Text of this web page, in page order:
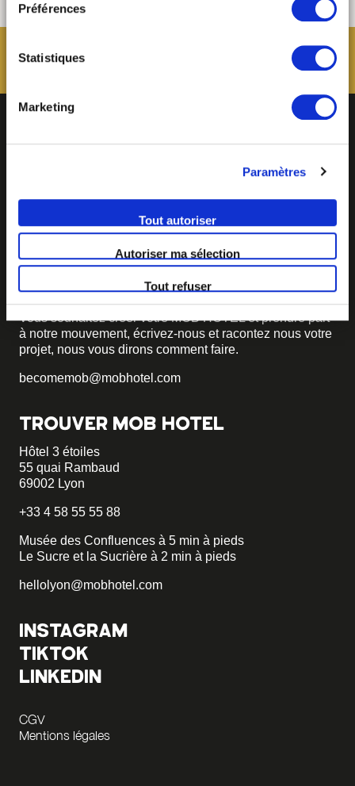
paramétrer vos choix en fonction de la finalité des
autoriser ma sélection ». Vous pouvez retirer votre
consentement à tout moment via notre outil de
relative aux cookies sous l’onglet « mentions légales ».
Préférences
Statistiques
Marketing
Paramètres
Tout autoriser
Autoriser ma sélection
Tout refuser
BECOME MOB
coopératif.
Vous souhaitez créer votre MOB HOTEL et prendre part
à notre mouvement, écrivez-nous et racontez nous votre
projet, nous vous dirons comment faire.
becomemob@mobhotel.com
TROUVER MOB HOTEL
Hôtel 3 étoiles
55 quai Rambaud
69002 Lyon
+33 4 58 55 55 88
Musée des Confluences à 5 min à pieds
Le Sucre et la Sucrière à 2 min à pieds
hellolyon@mobhotel.com
INSTAGRAM
TIKTOK
LINKEDIN
CGV
Mentions légales